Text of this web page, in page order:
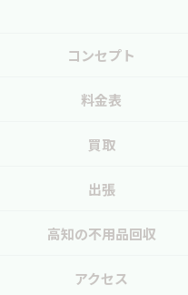
コンセプト
料金表
買取
出張
高知の不用品回収
アクセス